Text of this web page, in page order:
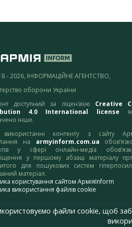
- 2026, ІНФОРМАЦІЙНЕ АГЕНТСТВО,
оборони України
доступний за ліцензією Creative
4.0 International license
інше.
контенту з сайту
на armyinform.com.ua
у сфері онлайн-медіа
у першому абзаці матеріалу
для пошукових систем
матеріал.
користування сайтом АрміяInform
використання файлів cookie
webmaster@armyinform.com.ua
файли cookie, щоб